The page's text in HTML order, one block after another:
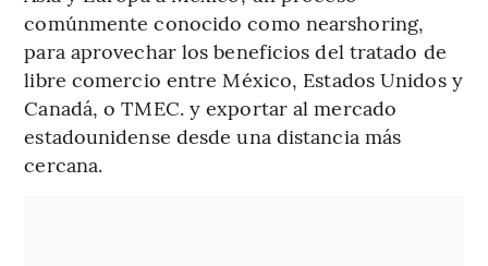
comúnmente conocido como nearshoring,
para aprovechar los beneficios del tratado de
libre comercio entre México, Estados Unidos y
Canadá, o TMEC. y exportar al mercado
estadounidense desde una distancia más
cercana.